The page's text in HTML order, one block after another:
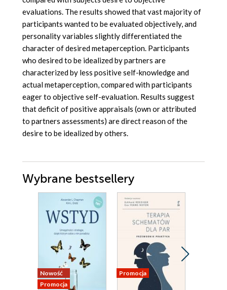
evaluations. The results showed that vast majority of
participants wanted to be evaluated objectively, and
personality variables slightly differentiated the
character of desired metaperception. Participants
who desired to be idealized by partners are
characterized by less positive self-knowledge and
actual metaperception, compared with participants
eager to objective self-evaluation. Results suggest
that deficit of positive appraisals (own or attributed
to partners assessments) are direct reason of the
desire to be idealized by others.
Wybrane bestsellery
Nowość
Promocja
Promocja